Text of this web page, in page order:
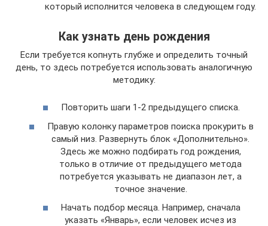
который исполнится человека в следующем году.
Как узнать день рождения
Если требуется копнуть глубже и определить точный
день, то здесь потребуется использовать аналогичную
методику:
Повторить шаги 1-2 предыдущего списка.
Правую колонку параметров поиска прокурить в
самый низ. Развернуть блок «Дополнительно».
Здесь же можно подбирать год рождения,
только в отличие от предыдущего метода
потребуется указывать не диапазон лет, а
точное значение.
Начать подбор месяца. Например, сначала
указать «Январь», если человек исчез из